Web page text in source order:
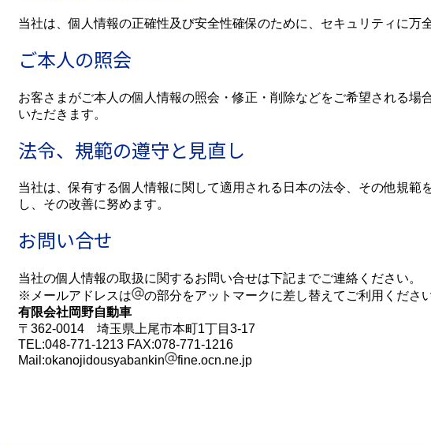
当社は、個人情報の正確性及び安全性確保のために、セキュリティに万
ご本人の照会
お客さまがご本人の個人情報の照会・修正・削除などをご希望される
いただきます。
法令、規範の遵守と見直し
当社は、保有する個人情報に関して適用される日本の法令、その他規
し、その改善に努めます。
お問い合せ
当社の個人情報の取扱に関するお問い合せは下記までご連絡ください。
※メールアドレスは
の部分をアットマークに差し替えてご利用ください
有限会社岡野自動車
〒362-0014 埼玉県上尾市本町1丁目3-17
TEL:048-771-1213 FAX:078-771-1216
Mail:okanojidousyabankin
fine.ocn.ne.jp